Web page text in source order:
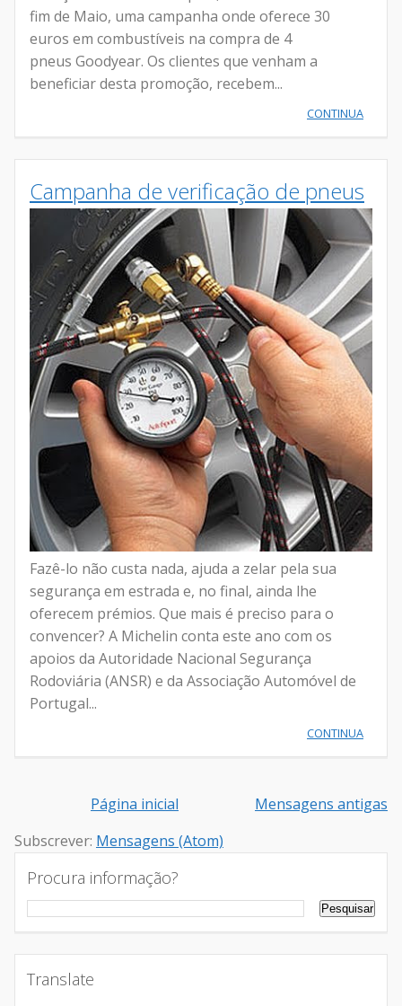
fim de Maio, uma campanha onde oferece 30
euros em combustíveis na compra de 4
pneus Goodyear. Os clientes que venham a
beneficiar desta promoção, recebem...
CONTINUA
Campanha de verificação de pneus
Fazê-lo não custa nada, ajuda a zelar pela sua
segurança em estrada e, no final, ainda lhe
oferecem prémios. Que mais é preciso para o
convencer? A Michelin conta este ano com os
apoios da Autoridade Nacional Segurança
Rodoviária (ANSR) e da Associação Automóvel de
Portugal...
CONTINUA
Mensagens antigas
Página inicial
Subscrever: Mensagens (Atom)
Procura informação?
Translate